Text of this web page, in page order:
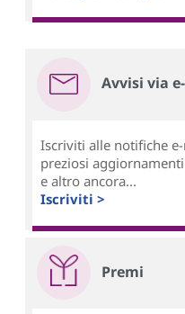
Avvisi via
Iscriviti alle notifiche
preziosi
e altro ancora...
Iscriviti >
Premi